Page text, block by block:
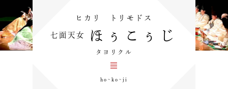
ヒカリ トリモドス
七面天女 ほぅこぅじ
タヨリクル
ho~ko~ji